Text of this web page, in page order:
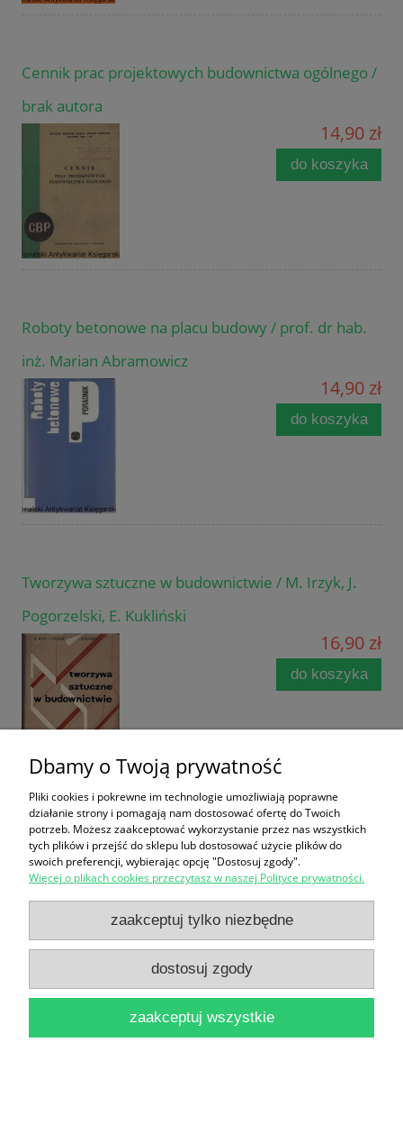
Cennik prac projektowych budownictwa ogólnego /
brak autora
14,90 zł
do koszyka
Roboty betonowe na placu budowy / prof. dr hab.
inż. Marian Abramowicz
14,90 zł
do koszyka
Tworzywa sztuczne w budownictwie / M. Irzyk, J.
Pogorzelski, E. Kukliński
16,90 zł
do koszyka
Prawno-budowlany poradnik inwestora / Stanisław
Jędrzejewski
22,90 zł
do koszyka
Dbamy o Twoją prywatność
Pliki cookies i pokrewne im technologie umożliwiają poprawne
działanie strony i pomagają nam dostosować ofertę do Twoich
potrzeb. Możesz zaakceptować wykorzystanie przez nas wszystkich
tych plików i przejść do sklepu lub dostosować użycie plików do
swoich preferencji, wybierając opcję "Dostosuj zgody".
Więcej o plikach cookies przeczytasz w naszej Polityce prywatności.
zaakceptuj tylko niezbędne
dostosuj zgody
zaakceptuj wszystkie